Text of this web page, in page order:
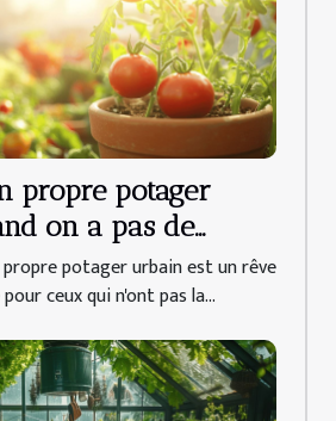
propre potager
on a pas de
et conseils
potager urbain est un rêve
ceux qui n'ont pas la...